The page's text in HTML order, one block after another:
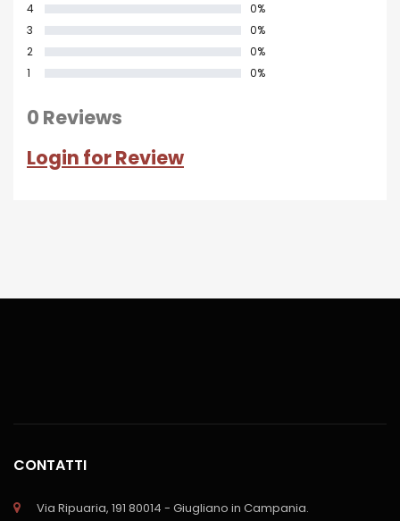
4
0%
3
0%
2
0%
1
0%
0 Reviews
Login for Review
CONTATTI
Via Ripuaria, 191 80014 - Giugliano in Campania.